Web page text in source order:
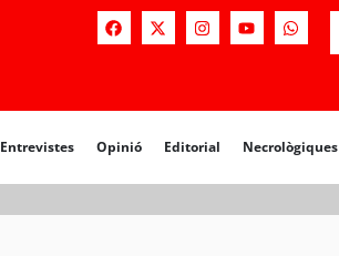
Entrevistes Opinió Editorial Necrològiques
Opinió Editorial Necrològiques